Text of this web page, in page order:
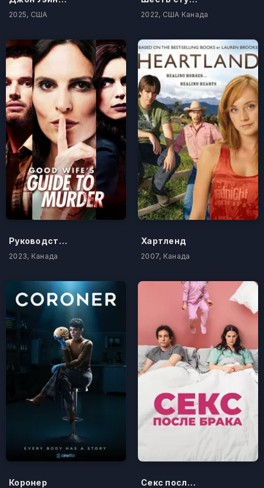
2025, США 2022, США Канада
Руководство по убийству от хорошей жены
2023, Канада
Хартленд
2007, Канада
Коронер Секс после брака